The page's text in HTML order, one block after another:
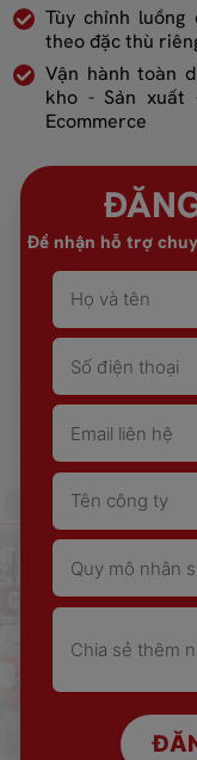
Tùy chỉnh
theo đặc thù
Vận hành toàn
kho - Sản xuất
Ecommerce
Để nhận hỗ trợ